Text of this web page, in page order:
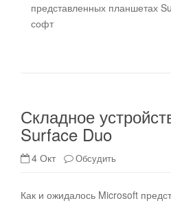
представленных планшетах
софт
Складное
Surface Duo
4 Окт Обсудить
Как и ожидалось Microsoft